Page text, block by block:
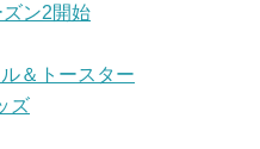
ン2開始
＆トースター
ズ